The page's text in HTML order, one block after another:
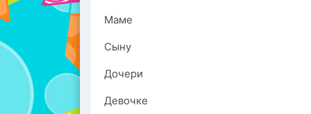
Маме
Сыну
Дочери
Девочке